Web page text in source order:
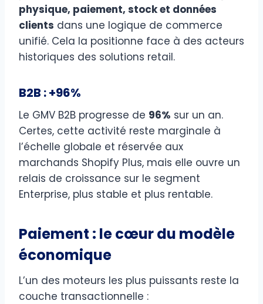
physique, paiement, stock et données
clients dans une logique de commerce
unifié. Cela la positionne face à des acteurs
historiques des solutions retail.
B2B : +96%
Le GMV B2B progresse de 96% sur un an.
Certes, cette activité reste marginale à
l’échelle globale et réservée aux
marchands Shopify Plus, mais elle ouvre un
relais de croissance sur le segment
Enterprise, plus stable et plus rentable.
Paiement : le cœur du modèle
économique
L’un des moteurs les plus puissants reste la
couche transactionnelle :